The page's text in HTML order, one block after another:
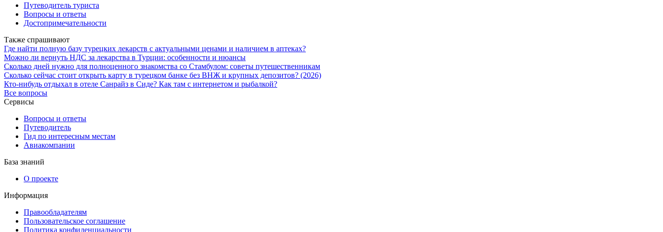
Путеводитель туриста
Вопросы и ответы
Достопримечательности
Также спрашивают
Где найти полную базу турецких лекарств с актуальными ценами и наличием в аптеках?
Можно ли вернуть НДС за лекарства в Турции: особенности и нюансы
Сколько дней нужно для полноценного знакомства со Стамбулом: советы путешественникам
Сколько сейчас стоит открыть карту в турецком банке без ВНЖ и крупных депозитов? (2026)
Кто-нибудь отдыхал в отеле Санрайз в Сиде? Как там с интернетом и рыбалкой?
Все вопросы
Сервисы
Вопросы и ответы
Путеводитель
Гид по интересным местам
Авиакомпании
База знаний
О проекте
Информация
Правообладателям
Пользовательское соглашение
Политика конфиденциальности